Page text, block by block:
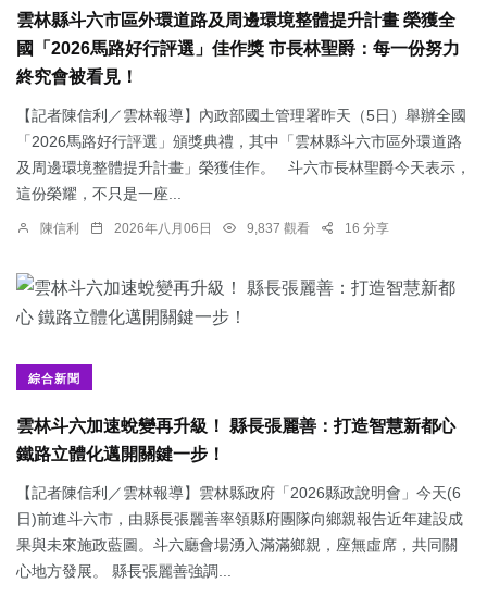
雲林縣斗六市區外環道路及周邊環境整體提升計畫 榮獲全
國「2026馬路好行評選」佳作獎 市長林聖爵：每一份努力
終究會被看見！
【記者陳信利／雲林報導】內政部國土管理署昨天（5日）舉辦全國
「2026馬路好行評選」頒獎典禮，其中「雲林縣斗六市區外環道路
及周邊環境整體提升計畫」榮獲佳作。 斗六市長林聖爵今天表示，
這份榮耀，不只是一座...
陳信利 2026年八月06日 9,837 觀看 16 分享
綜合新聞
雲林斗六加速蛻變再升級！ 縣長張麗善：打造智慧新都心
鐵路立體化邁開關鍵一步！
【記者陳信利／雲林報導】雲林縣政府「2026縣政說明會」今天(6
日)前進斗六市，由縣長張麗善率領縣府團隊向鄉親報告近年建設成
果與未來施政藍圖。斗六廳會場湧入滿滿鄉親，座無虛席，共同關
心地方發展。 縣長張麗善強調...